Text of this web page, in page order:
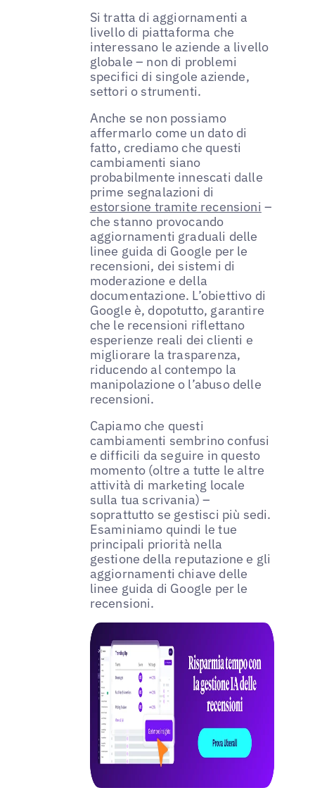
Si tratta di aggiornamenti a
livello di piattaforma che
interessano le aziende a livello
globale – non di problemi
specifici di singole aziende,
settori o strumenti.
Anche se non possiamo
affermarlo come un dato di
fatto, crediamo che questi
cambiamenti siano
probabilmente innescati dalle
prime segnalazioni di
estorsione tramite recensioni –
che stanno provocando
aggiornamenti graduali delle
linee guida di Google per le
recensioni, dei sistemi di
moderazione e della
documentazione. L’obiettivo di
Google è, dopotutto, garantire
che le recensioni riflettano
esperienze reali dei clienti e
migliorare la trasparenza,
riducendo al contempo la
manipolazione o l’abuso delle
recensioni.
Capiamo che questi
cambiamenti sembrino confusi
e difficili da seguire in questo
momento (oltre a tutte le altre
attività di marketing locale
sulla tua scrivania) –
soprattutto se gestisci più sedi.
Esaminiamo quindi le tue
principali priorità nella
gestione della reputazione e gli
aggiornamenti chiave delle
linee guida di Google per le
recensioni.